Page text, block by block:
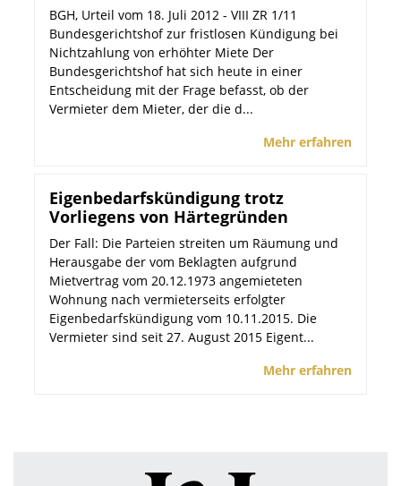
BGH, Urteil vom 18. Juli 2012 - VIII ZR 1/11
Bundesgerichtshof zur fristlosen Kündigung bei
Nichtzahlung von erhöhter Miete Der
Bundesgerichtshof hat sich heute in einer
Entscheidung mit der Frage befasst, ob der
Vermieter dem Mieter, der die d...
Mehr erfahren
Eigenbedarfskündigung trotz
Vorliegens von Härtegründen
Der Fall: Die Parteien streiten um Räumung und
Herausgabe der vom Beklagten aufgrund
Mietvertrag vom 20.12.1973 angemieteten
Wohnung nach vermieterseits erfolgter
Eigenbedarfskündigung vom 10.11.2015. Die
Vermieter sind seit 27. August 2015 Eigent...
Mehr erfahren